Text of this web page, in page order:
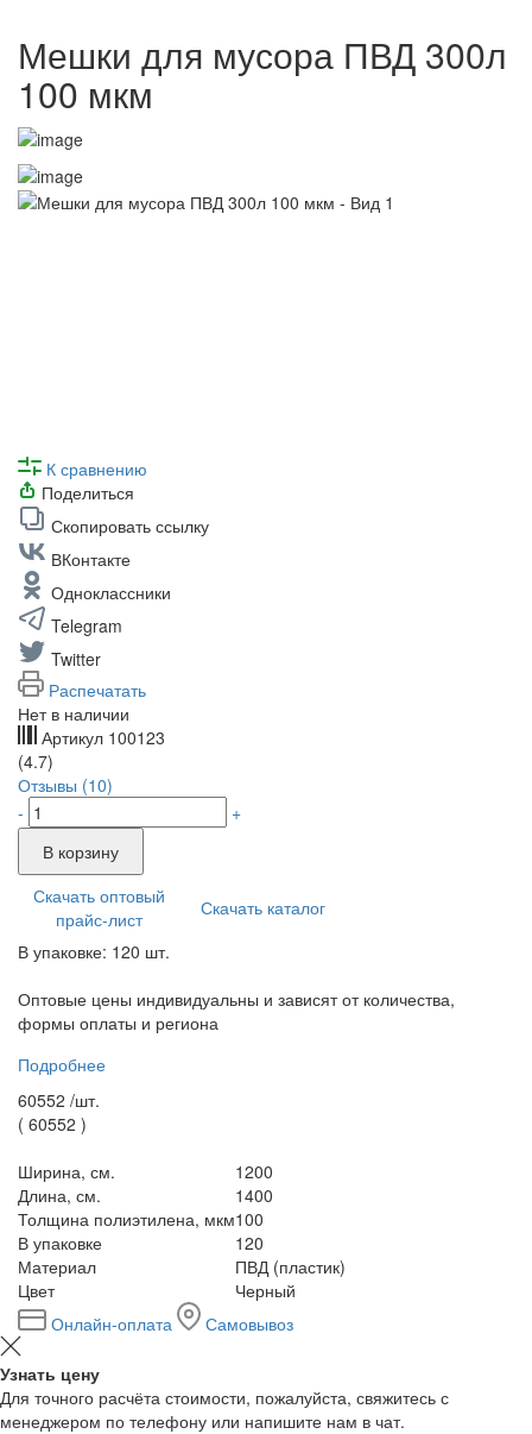
Мешки для мусора ПВД 300л
100 мкм
К сравнению
Поделиться
Скопировать ссылку
ВКонтакте
Одноклассники
Telegram
Twitter
Распечатать
Нет в наличии
Артикул 100123
(4.7)
Отзывы (10)
-
+
В корзину
Скачать оптовый
прайс-лист
Скачать каталог
В упаковке: 120 шт.
Оптовые цены индивидуальны и зависят от количества,
формы оплаты и региона
Подробнее
60552 /шт.
( 60552 )
Ширина, см.
1200
Длина, см.
1400
Толщина полиэтилена, мкм100
В упаковке
120
Материал
ПВД (пластик)
Цвет
Черный
Онлайн-оплата
Самовывоз
Узнать цену
Для точного расчёта стоимости, пожалуйста, свяжитесь с
менеджером по телефону или напишите нам в чат.